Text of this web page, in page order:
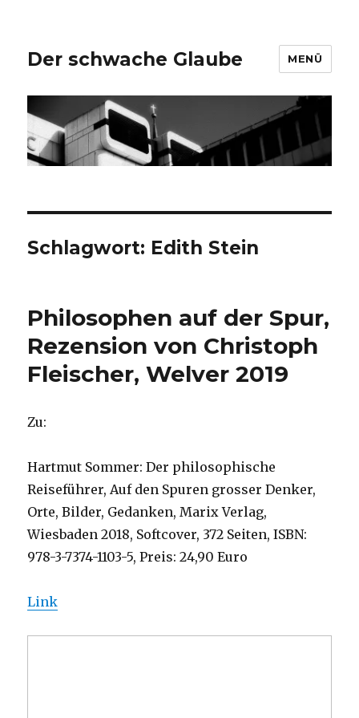
Der schwache Glaube MENÜ
Schlagwort: Edith Stein
Philosophen auf der Spur,
Rezension von Christoph
Fleischer, Welver 2019
Zu:
Hartmut Sommer: Der philosophische
Reiseführer, Auf den Spuren grosser Denker,
Orte, Bilder, Gedanken, Marix Verlag,
Wiesbaden 2018, Softcover, 372 Seiten, ISBN:
978-3-7374-1103-5, Preis: 24,90 Euro
Link